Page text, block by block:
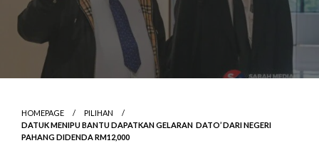
HOMEPAGE
PILIHAN
DATUK MENIPU BANTU DAPATKAN GELARAN DATO’ DARI NEGERI
PAHANG DIDENDA RM12,000